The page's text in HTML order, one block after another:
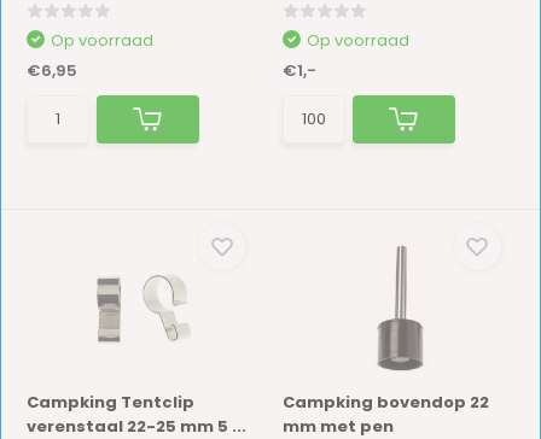
Op voorraad
€6,95
Op voorraad
€1,-
Campking Tentclip
verenstaal 22-25 mm 5 ...
Campking bovendop 22
mm met pen